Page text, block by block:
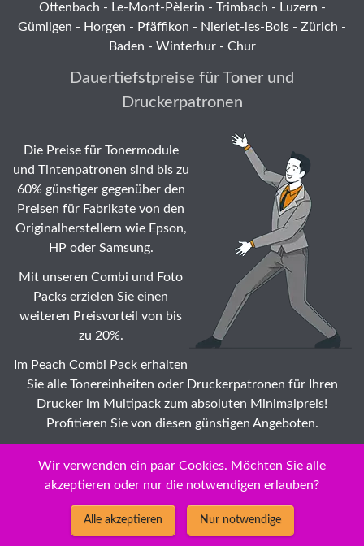
Ottenbach - Le-Mont-Pèlerin - Trimbach - Luzern -
Gümligen - Horgen - Pfäffikon - Nierlet-les-Bois - Zürich -
Baden - Winterhur - Chur
Dauertiefstpreise für Toner und
Druckerpatronen
Die Preise für Tonermodule
und Tintenpatronen sind bis zu
60% günstiger gegenüber den
Preisen für Fabrikate von den
Originalherstellern wie Epson,
HP oder Samsung.
Mit unseren Combi und Foto
Packs erzielen Sie einen
weiteren Preisvorteil von bis
zu 20%.
Im Peach Combi Pack erhalten
Sie alle Tonereinheiten oder Druckerpatronen für Ihren
Drucker im Multipack zum absoluten Minimalpreis!
Profitieren Sie von diesen günstigen Angeboten.
Tonermodule ☆ Druckerpatronen Modell zu
Dauertiefstpreisen /Impeachment
Wir verwenden ein paar Cookies. Möchten Sie alle
akzeptieren oder nur die notwendigen erlauben?
Alle akzeptieren Nur notwendige